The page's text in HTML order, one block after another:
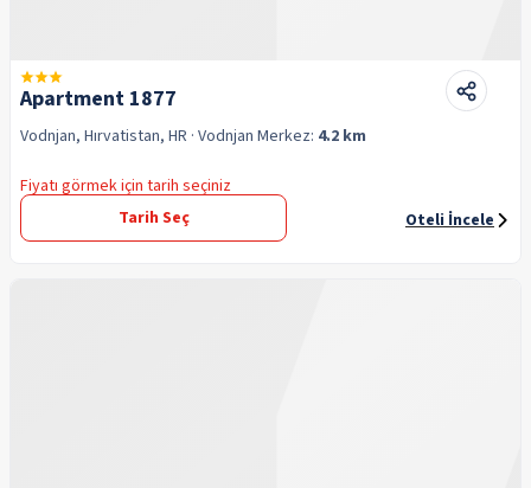
Apartment 1877
Vodnjan, Hırvatistan, HR · Vodnjan Merkez: 4.2 km
Fiyatı görmek için tarih seçiniz
Tarih Seç
Oteli İncele